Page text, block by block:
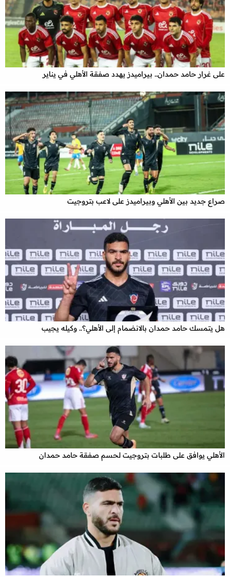
على غرار حامد حمدان.. بيراميدز يهدد صفقة الأهلي في يناير
صراع جديد بين الأهلي وبيراميدز على لاعب بتروجيت
هل يتمسك حامد حمدان بالانضمام إلى الأهلي؟.. وكيله يجيب
الأهلي يوافق على طلبات بتروجيت لحسم صفقة حامد حمدان